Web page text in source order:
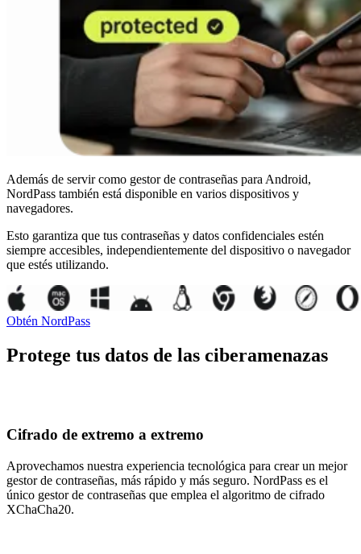
Además de servir como gestor de contraseñas para Android,
NordPass también está disponible en varios dispositivos y
navegadores.
Esto garantiza que tus contraseñas y datos confidenciales estén
siempre accesibles, independientemente del dispositivo o navegador
que estés utilizando.
Obtén NordPass
Protege tus datos de las ciberamenazas
Cifrado de extremo a extremo
Aprovechamos nuestra experiencia tecnológica para crear un mejor
gestor de contraseñas, más rápido y más seguro. NordPass es el
único gestor de contraseñas que emplea el algoritmo de cifrado
XChaCha20.